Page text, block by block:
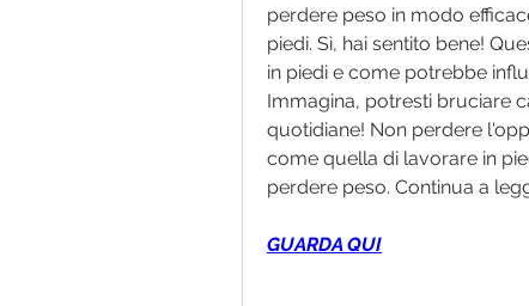
perdere peso in modo
piedi. Sì, hai sentito bene!
in piedi e come potrebbe
Immagina, potresti bruciare
quotidiane! Non perdere
come quella di lavorare in
perdere peso. Continua a
GUARDA QUI